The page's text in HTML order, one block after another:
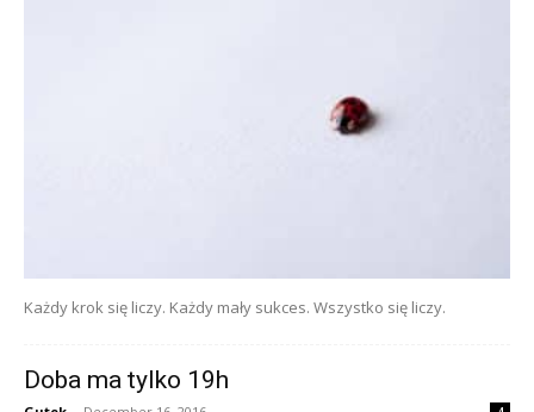
Każdy krok się liczy. Każdy mały sukces. Wszystko się liczy.
Doba ma tylko 19h